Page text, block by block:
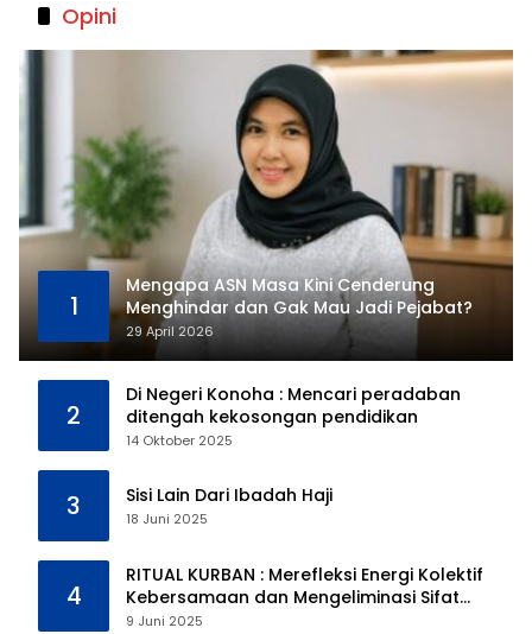
Opini
1
Mengapa ASN Masa Kini Cenderung
Menghindar dan Gak Mau Jadi Pejabat?
29 April 2026
2
Di Negeri Konoha : Mencari peradaban
ditengah kekosongan pendidikan
14 Oktober 2025
3 Sisi Lain Dari Ibadah Haji
18 Juni 2025
4
RITUAL KURBAN : Merefleksi Energi Kolektif
Kebersamaan dan Mengeliminasi Sifat
Kebinatangan Manusia
9 Juni 2025